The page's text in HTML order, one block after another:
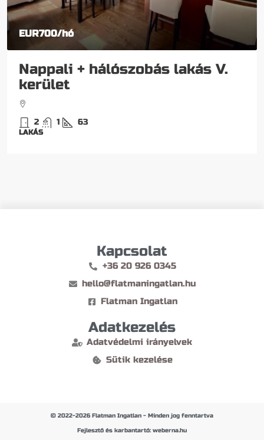
EUR700/hó
Nappali + hálószobás lakás V.
kerület
2 1 63
LAKÁS
Kapcsolat
+36 20 926 0345
hello@flatmaningatlan.hu
Flatman Ingatlan
Adatkezelés
Adatvédelmi irányelvek
Sütik kezelése
© 2022-2026 Flatman Ingatlan - Minden jog fenntartva
Fejlesztő és karbantartó: weberna.hu